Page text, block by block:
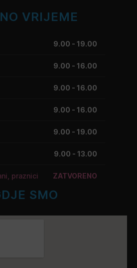
VRIJEME
9.00 - 19.00
9.00 - 16.00
9.00 - 16.00
9.00 - 16.00
9.00 - 19.00
9.00 - 13.00
praznici ZATVORENO
SMO